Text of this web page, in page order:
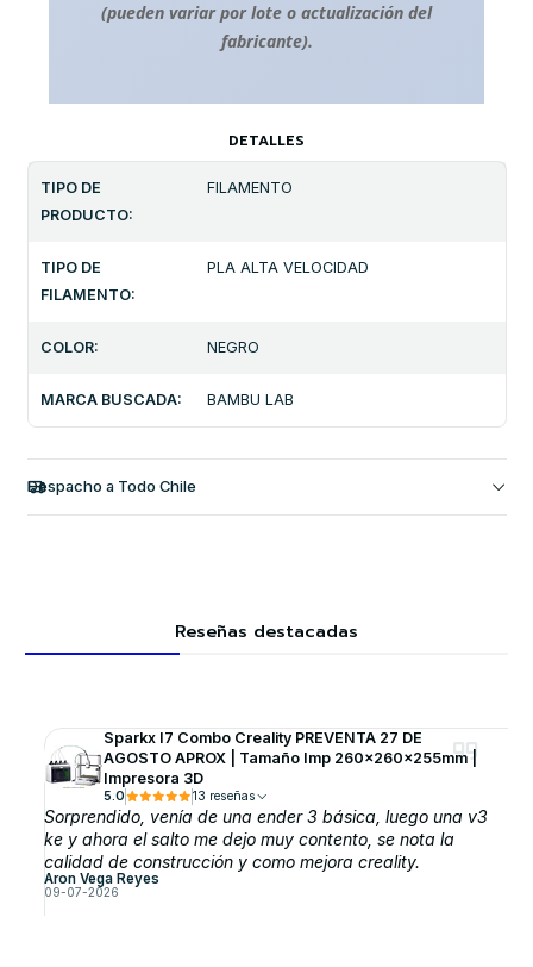
(pueden variar por lote o actualización del
fabricante).
DETALLES
TIPO DE
PRODUCTO:
FILAMENTO
TIPO DE
FILAMENTO:
PLA ALTA VELOCIDAD
COLOR: NEGRO
MARCA BUSCADA: BAMBU LAB
Despacho a Todo Chile
Reseñas destacadas
Sparkx I7 Combo Creality PREVENTA 27 DE
AGOSTO APROX | Tamaño Imp 260x260x255mm |
Impresora 3D
5.0 13 reseñas
Sorprendido, venía de una ender 3 básica, luego una v3
ke y ahora el salto me dejo muy contento, se nota la
calidad de construcción y como mejora creality.
Aron Vega Reyes
09-07-2026